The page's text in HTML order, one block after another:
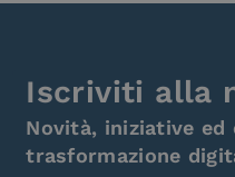
Iscriviti alla
Novità, iniziative
trasformazione